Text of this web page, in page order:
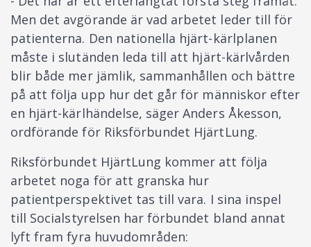
Men det avgörande är vad arbetet leder till för
patienterna. Den nationella hjärt-kärlplanen
måste i slutänden leda till att hjärt-kärlvården
blir både mer jämlik, sammanhållen och bättre
på att följa upp hur det går för människor efter
en hjärt-kärlhändelse, säger Anders Åkesson,
ordförande för Riksförbundet HjärtLung.
Riksförbundet HjärtLung kommer att följa
arbetet noga för att granska hur
patientperspektivet tas till vara. I sina inspel
till Socialstyrelsen har förbundet bland annat
lyft fram fyra huvudområden: